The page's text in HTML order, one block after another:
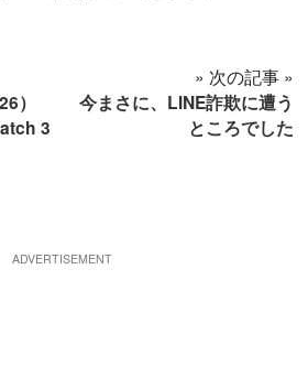
）
3
» 次の記事 »
今まさに、LINE詐欺に遭う
ところでした